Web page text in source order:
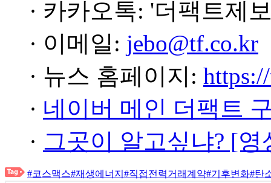
· 카카오톡: '더팩트제
· 이메일: jebo@tf.co.kr
· 뉴스 홈페이지:
· 네이버 메인 더팩트
· 그곳이 알고싶냐? [
#코스맥스#재생에너지 #직접전력거래계약#기후변화#탄